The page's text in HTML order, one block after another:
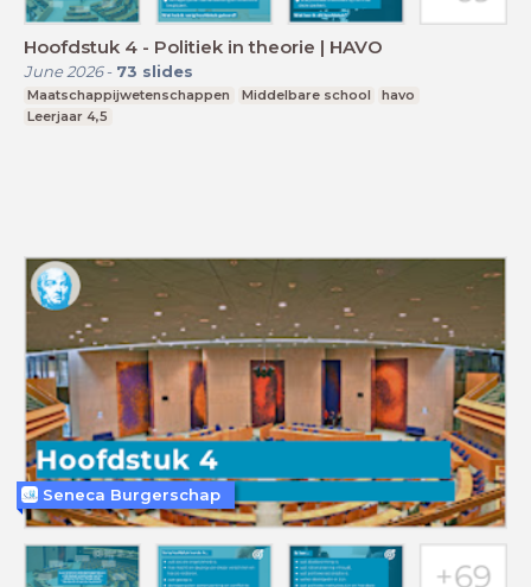
Hoofdstuk 4 - Politiek in theorie | HAVO
June 2026- 73 slides
Maatschappijwetenschappen Middelbare school
havo
Leerjaar 4,5
Seneca Burgerschap